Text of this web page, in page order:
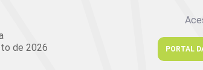
de 2026
PORTAL